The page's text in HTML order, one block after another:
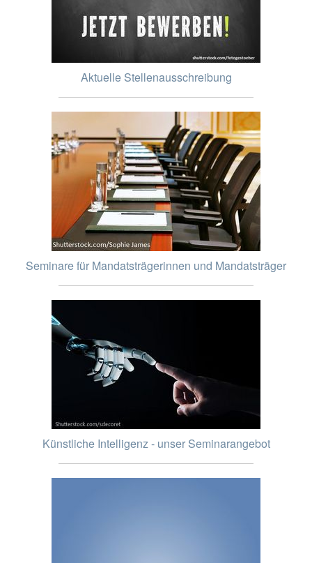
Aktuelle Stellenausschreibung
Seminare für Mandatsträgerinnen und Mandatsträger
Künstliche Intelligenz - unser Seminarangebot